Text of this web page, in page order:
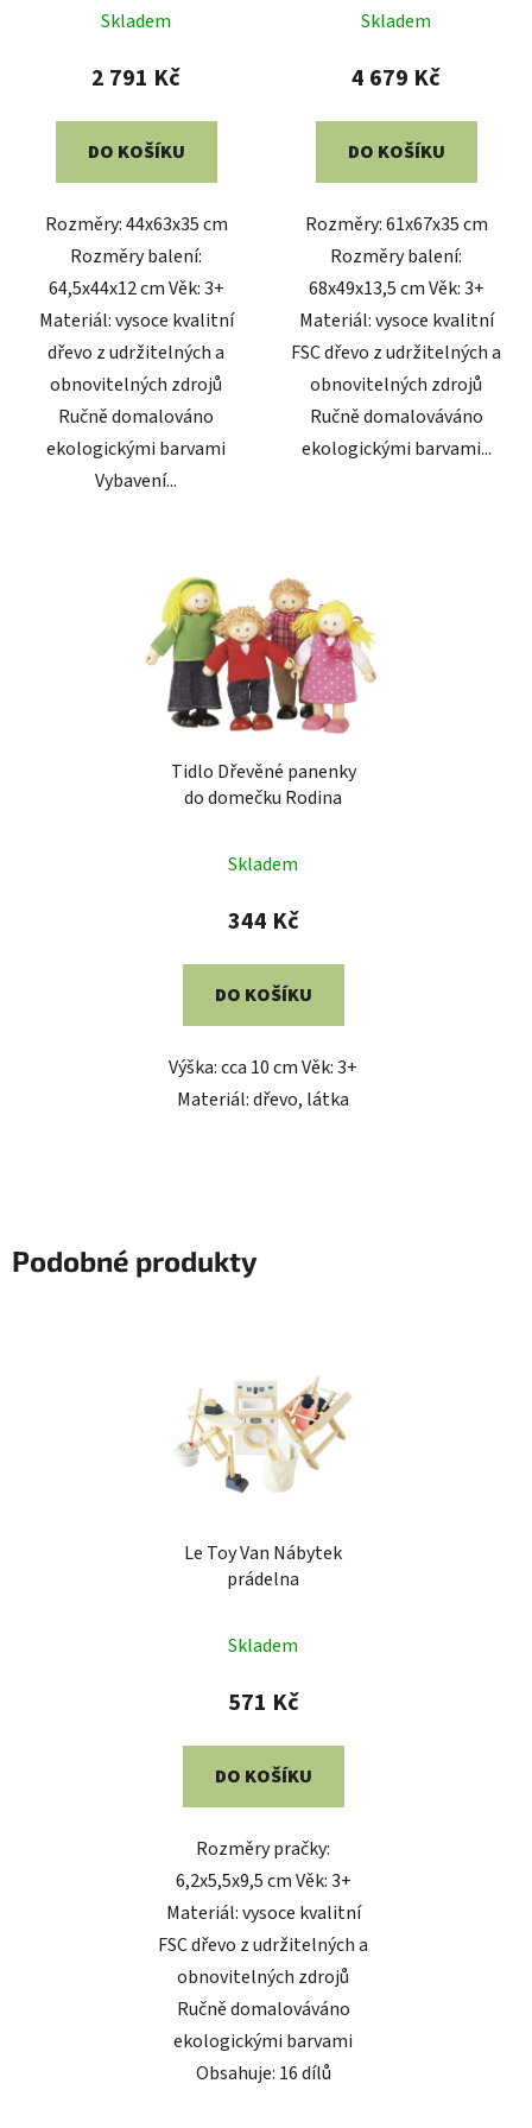
Skladem
2 791 Kč
DO KOŠÍKU
Rozměry: 44x63x35 cm
Rozměry balení:
64,5x44x12 cm Věk: 3+
Materiál: vysoce kvalitní
dřevo z udržitelných a
obnovitelných zdrojů
Ručně domalováno
ekologickými barvami
Vybavení...
Skladem
4 679 Kč
DO KOŠÍKU
Rozměry: 61x67x35 cm
Rozměry balení:
68x49x13,5 cm Věk: 3+
Materiál: vysoce kvalitní
FSC dřevo z udržitelných a
obnovitelných zdrojů
Ručně domalováváno
ekologickými barvami...
Tidlo Dřevěné panenky
do domečku Rodina
Skladem
344 Kč
DO KOŠÍKU
Výška: cca 10 cm Věk: 3+
Materiál: dřevo, látka
Podobné produkty
Le Toy Van Nábytek
prádelna
Skladem
571 Kč
DO KOŠÍKU
Rozměry pračky:
6,2x5,5x9,5 cm Věk: 3+
Materiál: vysoce kvalitní
FSC dřevo z udržitelných a
obnovitelných zdrojů
Ručně domalováváno
ekologickými barvami
Obsahuje: 16 dílů